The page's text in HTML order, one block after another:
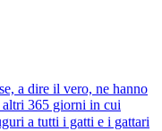
a dire il vero, ne hanno
altri 365 giorni in cui
a tutti i gatti e i gattari